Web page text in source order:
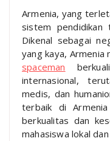
Armenia, yang
sistem pendidikan
Dikenal sebagai
yang kaya, Armenia
spaceman
internasional,
medis, dan
terbaik di Armenia
berkualitas dan
mahasiswa lokal